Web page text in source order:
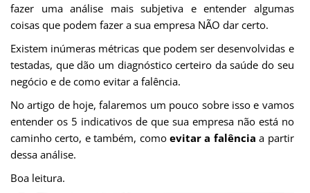
fazer uma análise mais subjetiva e entender algumas
coisas que podem fazer a sua empresa NÃO dar certo.
Existem inúmeras métricas que podem ser desenvolvidas e
testadas, que dão um diagnóstico certeiro da saúde do seu
negócio e de como evitar a falência.
No artigo de hoje, falaremos um pouco sobre isso e vamos
entender os 5 indicativos de que sua empresa não está no
caminho certo, e também, comoevitar a falência a partir
dessa análise.
Boa leitura.